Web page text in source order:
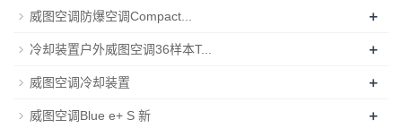
威图空调防爆空调Compact... +
冷却装置户外威图空调36样本T... +
威图空调冷却装置 +
威图空调Blue e+ S 新 +